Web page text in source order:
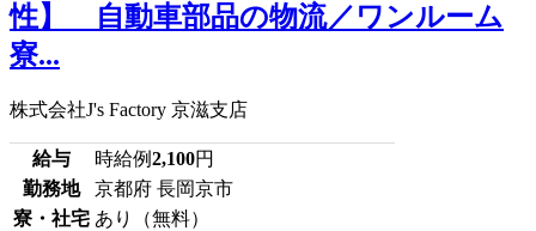
性】 自動車部品の物流／ワンルーム
寮...
株式会社J's Factory 京滋支店
給与 時給例2,100円
勤務地
京都府 長岡京市
寮・社宅 あり（無料）